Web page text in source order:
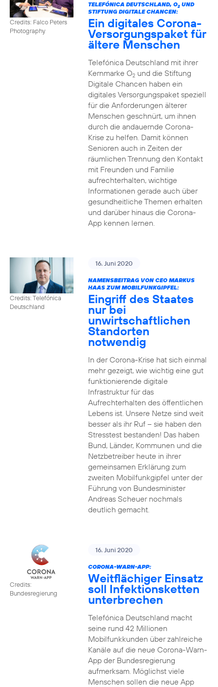
Credits: Falco Peters
Photography
TELEFÓNICA DEUTSCHLAND, O2UND
STIFTUNG DIGITALE CHANCEN:
Ein digitales Corona-
Versorgungspaket für
ältere Menschen
Telefónica Deutschland mit ihrer
Kernmarke O2und die Stiftung
Digitale Chancen haben ein
digitales Versorgungspaket speziell
für die Anforderungen älterer
Menschen geschnürt, um ihnen
durch die andauernde Corona-
Krise zu helfen. Damit können
Senioren auch in Zeiten der
räumlichen Trennung den Kontakt
mit Freunden und Familie
aufrechterhalten, wichtige
Informationen gerade auch über
gesundheitliche Themen erhalten
und darüber hinaus die Corona-
App kennen lernen.
Credits: Telefónica
Deutschland
16. Juni 2020
NAMENSBEITRAG VON CEO MARKUS
HAAS ZUM MOBILFUNKGIPFEL:
Eingriff des Staates
nur bei
unwirtschaftlichen
Standorten
notwendig
In der Corona-Krise hat sich einmal
mehr gezeigt, wie wichtig eine gut
funktionierende digitale
Infrastruktur für das
Aufrechterhalten des öffentlichen
Lebens ist. Unsere Netze sind weit
besser als ihr Ruf – sie haben den
Stresstest bestanden! Das haben
Bund, Länder, Kommunen und die
Netzbetreiber heute in ihrer
gemeinsamen Erklärung zum
zweiten Mobilfunkgipfel unter der
Führung von Bundesminister
Andreas Scheuer nochmals
deutlich gemacht.
Credits:
Bundesregierung
16. Juni 2020
CORONA-WARN-APP:
Weitflächiger Einsatz
soll Infektionsketten
unterbrechen
Telefónica Deutschland macht
seine rund 42 Millionen
Mobilfunkkunden über zahlreiche
Kanäle auf die neue Corona-Warn-
App der Bundesregierung
aufmerksam. Möglichst viele
Menschen sollen die neue App